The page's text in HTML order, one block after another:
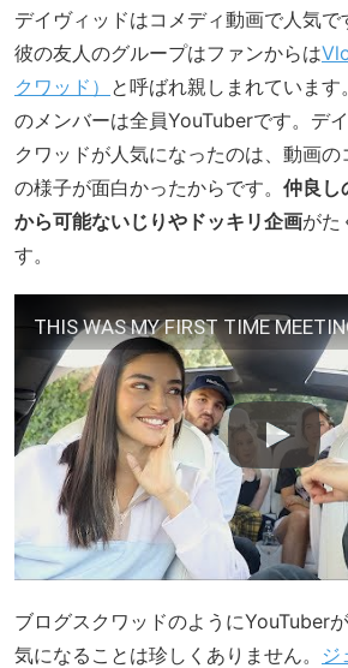
デイヴィッドはコメディ動画で人気で
彼の友人のグループはファンからは
クワッド） と呼ばれ親しまれていま
のメンバーは全員YouTuberです。デ
クワッドが人気になったのは、動画
の様子が面白かったからです。 仲良し
から可能ないじりやドッキリ企画がた
す。
THIS WAS MY FIRST TIME
ブログスクワッドのようにYouTuber
気になることは珍しくありません。 ジ